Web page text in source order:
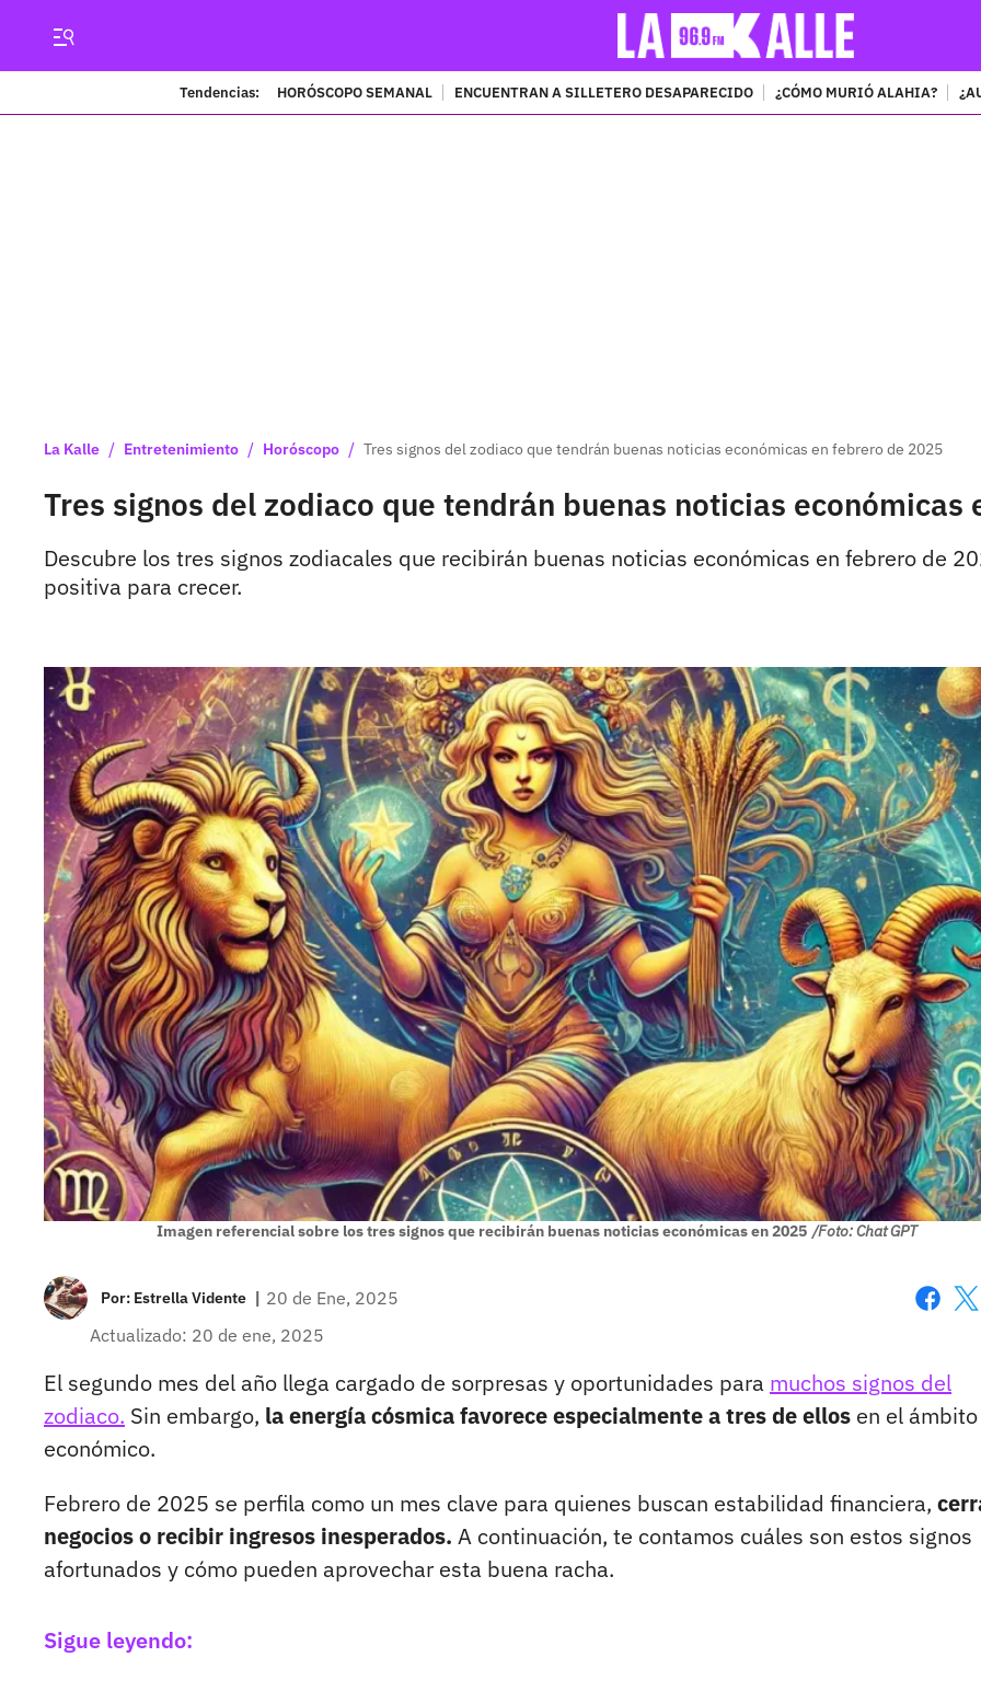
Tendencias: HORÓSCOPO SEMANAL ENCUENTRAN A SILLETERO DESAPARECIDO ¿CÓMO MURIÓ ALAHIA?
La Kalle / Entretenimiento / Horóscopo / Tres signos del zodiaco que tendrán buenas noticias económicas en febrero de 2025
Tres signos del zodiaco que tendrán buenas noticias
Descubre los tres signos zodiacales que recibirán buenas noticias económicas en febrero de
positiva para crecer.
Imagen referencial sobre los tres signos que recibirán buenas noticias económicas en 2025 /Foto: Chat GPT
Por: Estrella Vidente | 20 de Ene, 2025
Actualizado: 20 de ene, 2025
El segundo mes del año llega cargado de sorpresas y oportunidades para muchos signos del
zodiaco. Sin embargo, la energía cósmica favorece especialmente a tres de ellos en el ámbito
económico.
Febrero de 2025 se perfila como un mes clave para quienes buscan estabilidad financiera,
negocios o recibir ingresos inesperados. A continuación, te contamos cuáles son estos signos
afortunados y cómo pueden aprovechar esta buena racha.
Sigue leyendo: